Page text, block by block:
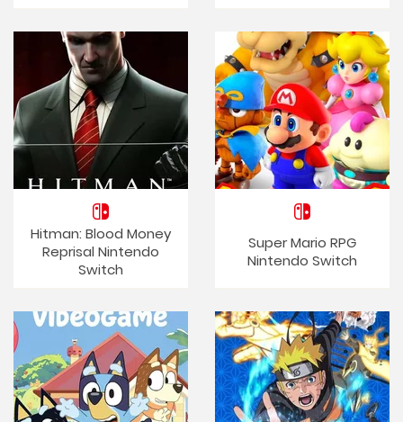
Hitman: Blood Money
Reprisal Nintendo
Switch
Super Mario RPG
Nintendo Switch